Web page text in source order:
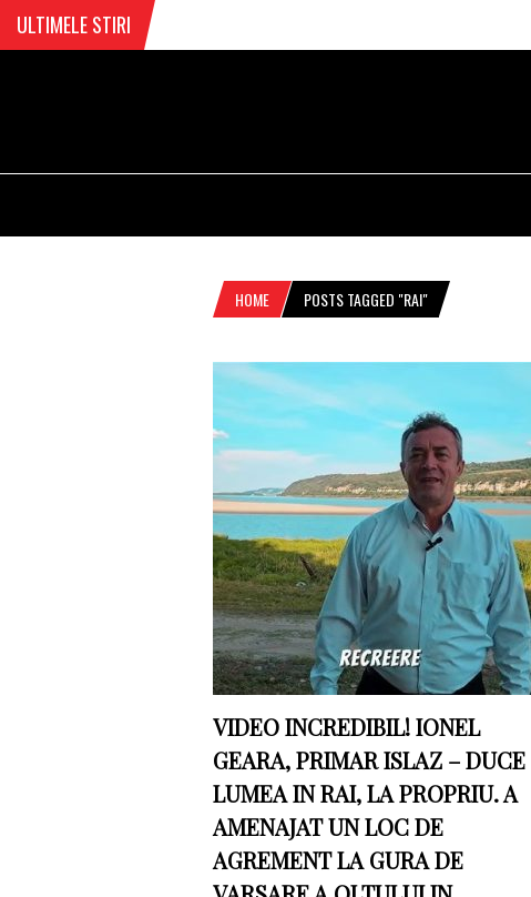
ULTIMELE STIRI
HOME POSTS TAGGED "RAI"
VIDEO INCREDIBIL! IONEL
GEARA, PRIMAR ISLAZ – DUCE
LUMEA IN RAI, LA PROPRIU. A
AMENAJAT UN LOC DE
AGREMENT LA GURA DE